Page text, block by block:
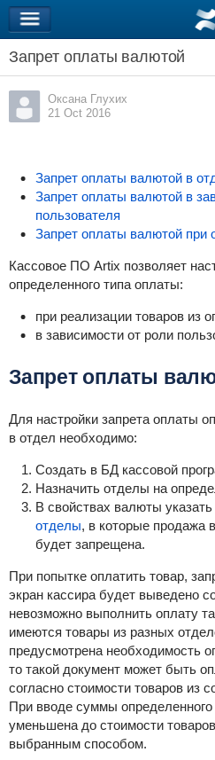
Запрет оплаты валютой
Оксана Глухих
21 Oct 2016
Запрет оплаты валютой в
Запрет оплаты валютой в
пользователя
Запрет оплаты валютой при
Кассовое ПО Artix позволяет
определенного типа оплаты:
при реализации товаров из
в зависимости от роли
Запрет оплаты
Для настройки запрета оплаты
в отдел необходимо:
Создать в БД кассовой
Назначить отделы на
В свойствах валюты указать
отделы, в которые продажа
будет запрещена.
При попытке оплатить товар,
экран кассира будет выведено
невозможно выполнить оплату
имеются товары из разных
предусмотрена необходимость
то такой документ может быть
согласно стоимости товаров из
При вводе суммы
уменьшена до стоимости
выбранным способом.